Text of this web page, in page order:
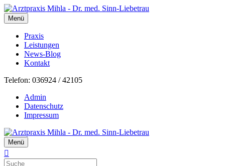
Menü
Praxis
Leistungen
News-Blog
Kontakt
Telefon: 036924 / 42105
Admin
Datenschutz
Impressum
Menü